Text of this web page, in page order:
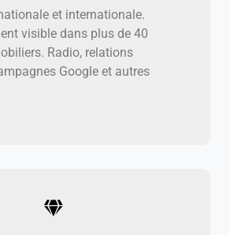
et internationale.
visible dans plus de 40
Radio, relations
Google et autres